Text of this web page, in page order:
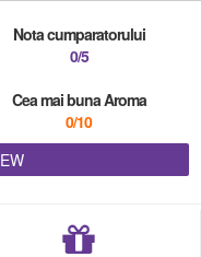
Nota cumparatorului
0/5
Cea mai buna Aroma
0/10